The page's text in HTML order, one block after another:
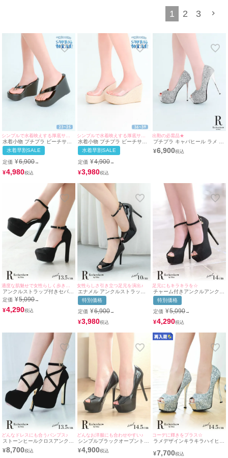
「低身長でロングドレスを着こなすのが難しい…」とお悩みのキャストさん
も、高めのヒールを合わせることで、ドレスの裾を引きずることなく、モデル
また、ヒールを履き慣れていない 新人キャバ嬢さんには、足首をしっかり固定
アンクルストラップ付きのヒール
が特におすすめです。
立ち仕事や店内での移動が多いキャバ嬢さんにとって、足元の安定感は非常に
重要。転倒のリスクを軽減し、足への負担を和らげる設計のシューズなら、お
酒の場でも接客に全力で集中いただけます。
素材も、華やかなグリッターや上品なサテン、どんなドレスにも合わせやすい
クリア素材など、トレンドを押さえたバリエーションが勢揃い。
さらに、キャバヒールとしてだけでなく、結婚式のお呼ばれやパーティー、デ
ートで活躍するフェミニンなパンプスも取り扱っております。
プロフェッショナルな現場で求められる「高さ」と、女性が求める「可愛さ」
を兼ね備えたmyMinetteのシューズで、足元から輝く一番の自分を演出してみ
ませんか？
激安価格でありながら、品質とトレンドを追求した一足が、あなたのナイトラ
1 2 3
水着小物 プチプラ ビーチサン
ダル ウェッジソール エナメル
素材 厚底サンダル (36~40サイ
ズ対応) | myMinette/マイミネ
ット
水着早割SALE
定価 ¥6,900→
¥4,980
水着小物 プチプラ ビーチサン
ダル ウェッジソール ジュート
厚底 サンダル (36~39サイズ対
応) | myMinette/マイミネット
水着早割SALE
定価 ¥4,900→
¥3,980
出勤の必需品★
プチプラ キャバヒール ラメ キ
ラキラ オープントゥ シルバー
パンプス (14.5cmヒー
¥6,900
アンクルストラップ付きセパレ
ートパンプス (ブラック)
(13.5cmヒール)
定価 ¥5,090→
¥4,290
女性らしさ引き立つ足元を演出♪
エナメル アンクルストラップ
オープントゥ パンプス (ブラッ
ク) (10cmヒール)
特別価格
定価 ¥6,900→
¥3,980
足元にもキラキラを☆
チャーム付きアンクルアンクル
ストラップラメデザインオープ
ントゥワンカラーパンプス(ブ
ラック) (14cmヒール)
特別価格
定価 ¥5,090→
¥4,290
どんなドレスにも合うパンプス♪
ストーンヒールクロスアンクル
アンクルストラップ付ワンカラ
ーパンプス(ブラック) (13.5cm
¥8,700
どんなお洋服にも合わせやすい♪
シンプルブラックオープントゥ
ワンカラーパンプス(ブラック)
(14.5cmヒール)
¥4,900
コーデに輝きをプラス☆
ラメデザインキラキラハイヒー
プス(シルバー) (14.5cmヒール)
¥7,700